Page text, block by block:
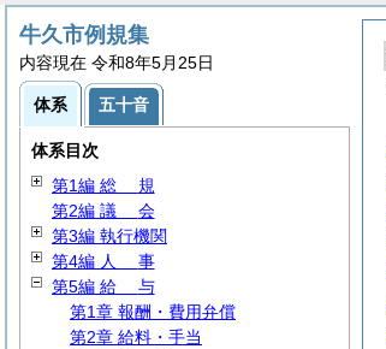
牛久市例規集
内容現在 令和8年5月25日
体系 五十音
体系目次
第1編 総 規
第2編 議 会
第3編 執行機関
第4編 人 事
第5編 給 与
第1章 報酬・費用弁償
第2章 給料・手当